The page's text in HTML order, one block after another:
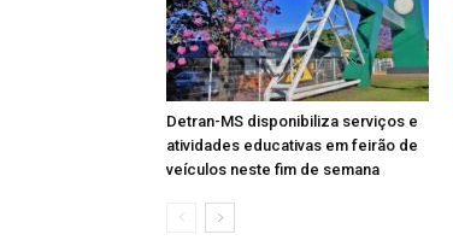
Detran-MS disponibiliza serviços e
atividades educativas em feirão de
veículos neste fim de semana